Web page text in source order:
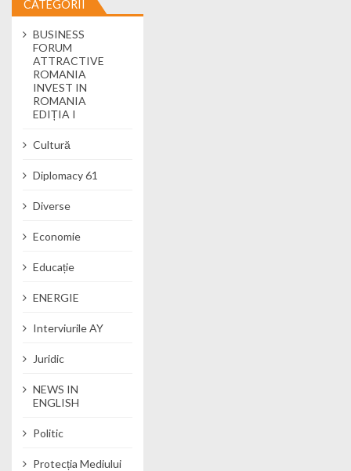
CATEGORII
BUSINESS
FORUM
ATTRACTIVE
ROMANIA
INVEST IN
ROMANIA
EDIȚIA I
Cultură
Diplomacy 61
Diverse
Economie
Educație
ENERGIE
Interviurile AY
Juridic
NEWS IN
ENGLISH
Politic
Protecția Mediului